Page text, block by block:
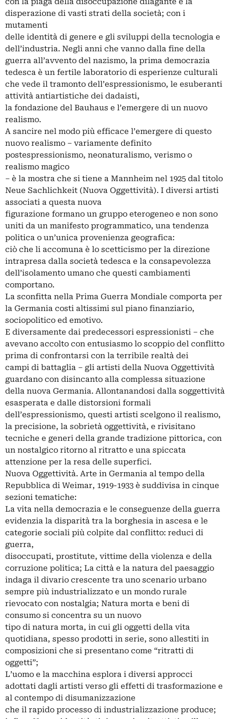
disperazione di vasti strati della società; con i
mutamenti
delle identità di genere e gli sviluppi della tecnologia e
dell’industria. Negli anni che vanno dalla fine della
guerra all’avvento del nazismo, la prima democrazia
tedesca è un fertile laboratorio di esperienze culturali
che vede il tramonto dell’espressionismo, le esuberanti
attività antiartistiche dei dadaisti,
la fondazione del Bauhaus e l’emergere di un nuovo
realismo.
A sancire nel modo più efficace l’emergere di questo
nuovo realismo – variamente definito
postespressionismo, neonaturalismo, verismo o
realismo magico
– è la mostra che si tiene a Mannheim nel 1925 dal titolo
Neue Sachlichkeit (Nuova Oggettività). I diversi artisti
associati a questa nuova
figurazione formano un gruppo eterogeneo e non sono
uniti da un manifesto programmatico, una tendenza
politica o un’unica provenienza geografica:
ciò che li accomuna è lo scetticismo per la direzione
intrapresa dalla società tedesca e la consapevolezza
dell’isolamento umano che questi cambiamenti
comportano.
La sconfitta nella Prima Guerra Mondiale comporta per
la Germania costi altissimi sul piano finanziario,
sociopolitico ed emotivo.
E diversamente dai predecessori espressionisti – che
avevano accolto con entusiasmo lo scoppio del conflitto
prima di confrontarsi con la terribile realtà dei
campi di battaglia – gli artisti della Nuova Oggettività
guardano con disincanto alla complessa situazione
della nuova Germania. Allontanandosi dalla soggettività
esasperata e dalle distorsioni formali
dell’espressionismo, questi artisti scelgono il realismo,
la precisione, la sobrietà oggettività, e rivisitano
tecniche e generi della grande tradizione pittorica, con
un nostalgico ritorno al ritratto e una spiccata
attenzione per la resa delle superfici.
Nuova Oggettività. Arte in Germania al tempo della
Repubblica di Weimar, 1919-1933 è suddivisa in cinque
sezioni tematiche:
La vita nella democrazia e le conseguenze della guerra
evidenzia la disparità tra la borghesia in ascesa e le
categorie sociali più colpite dal conflitto: reduci di
guerra,
disoccupati, prostitute, vittime della violenza e della
corruzione politica; La città e la natura del paesaggio
indaga il divario crescente tra uno scenario urbano
sempre più industrializzato e un mondo rurale
rievocato con nostalgia; Natura morta e beni di
consumo si concentra su un nuovo
tipo di natura morta, in cui gli oggetti della vita
quotidiana, spesso prodotti in serie, sono allestiti in
composizioni che si presentano come “ritratti di
oggetti”;
L’uomo e la macchina esplora i diversi approcci
adottati dagli artisti verso gli effetti di trasformazione e
al contempo di disumanizzazione
che il rapido processo di industrializzazione produce;